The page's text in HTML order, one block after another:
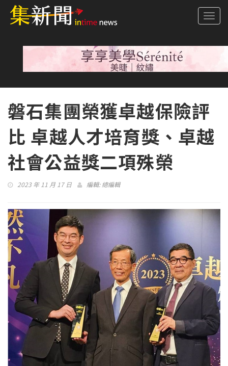
磐石集團榮獲卓越保險評
比 卓越人才培育獎、卓越
社會公益獎二項殊榮
2023 年 11 月 17 日 編輯:總編輯